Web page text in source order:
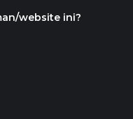
website ini?